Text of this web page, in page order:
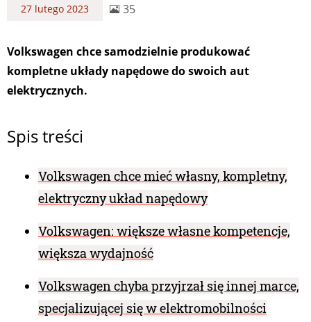
27 lutego 2023 35
Volkswagen chce samodzielnie produkować
kompletne układy napędowe do swoich aut
elektrycznych.
Spis treści
Volkswagen chce mieć własny, kompletny,
elektryczny układ napędowy
Volkswagen: większe własne kompetencje,
większa wydajność
Volkswagen chyba przyjrzał się innej marce,
specjalizującej się w elektromobilności